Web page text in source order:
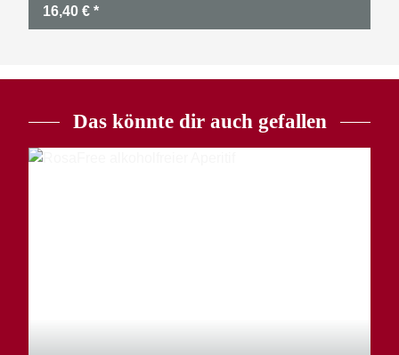
16,40 € *
Das könnte dir auch gefallen